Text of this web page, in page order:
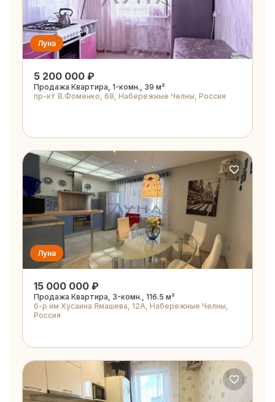
Луна
5 200 000 ₽
Продажа Квартира, 1-комн., 39 м²
пр-кт В.Фоменко, 68, Набережные Челны, Россия
Луна
15 000 000 ₽
Продажа Квартира, 3-комн., 116.5 м²
б-р им Хусаина Ямашева, 12А, Набережные Челны,
Россия